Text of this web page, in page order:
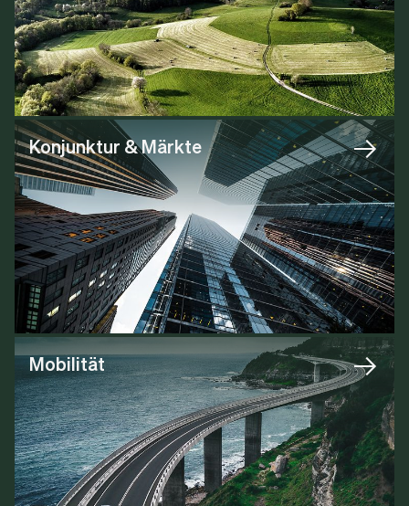
Konjunktur & Märkte
Mobilität